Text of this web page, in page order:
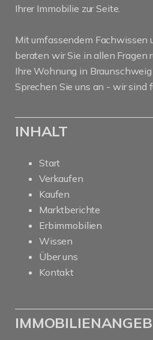
Ihrer Immobilie zur Seite.
Mit umfassendem Fachwissen
beraten wir Sie in allen Fragen
Ihre Wohnung in
Sprechen Sie uns an - wir sind
INHALT
Start
Verkaufen
Kaufen
Marktberichte
Erbimmobilien
Wissen
Über uns
Kontakt